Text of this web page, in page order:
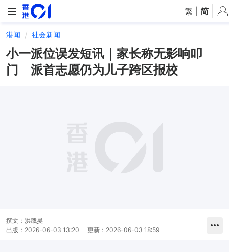
繁 简
港闻 社会新闻
小一派位误发短讯｜家长称无影响叩
门 派首志愿仍为儿子跨区报校
撰文： 洪戬昊
出版： 2026-06-03 13:20 更新： 2026-06-03 18:59